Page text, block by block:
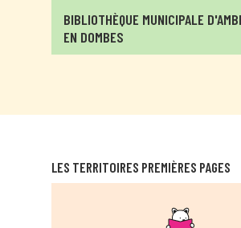
BIBLIOTHÈQUE MUNICIPALE
EN DOMBES
AMBERIEUX EN DOMBES
AMBRONAY
LES TERRITOIRES PREMIÈRES PAGES